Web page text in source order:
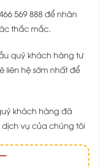
569 888 để nhân
thắc mắc.
quý khách hàng tư
liên hệ sớm nhất để
khách hàng đã
vụ của chúng tôi